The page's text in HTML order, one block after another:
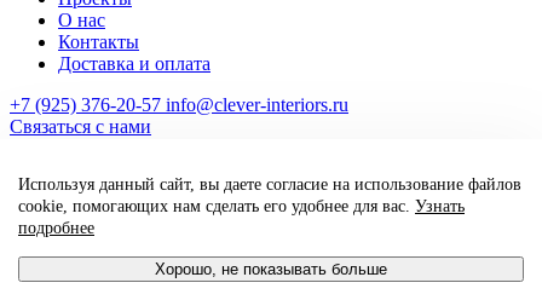
Используя данный сайт, вы даете согласие на использование файлов
cookie, помогающих нам сделать его удобнее для вас. Узнать
подробнее
Хорошо, не показывать больше
О нас
Контакты
Доставка и оплата
+7 (925) 376-20-57 info@clever-interiors.ru
Cвязаться с нами
2026. Clever Interiors. Все права защищены.
made by qte_agency